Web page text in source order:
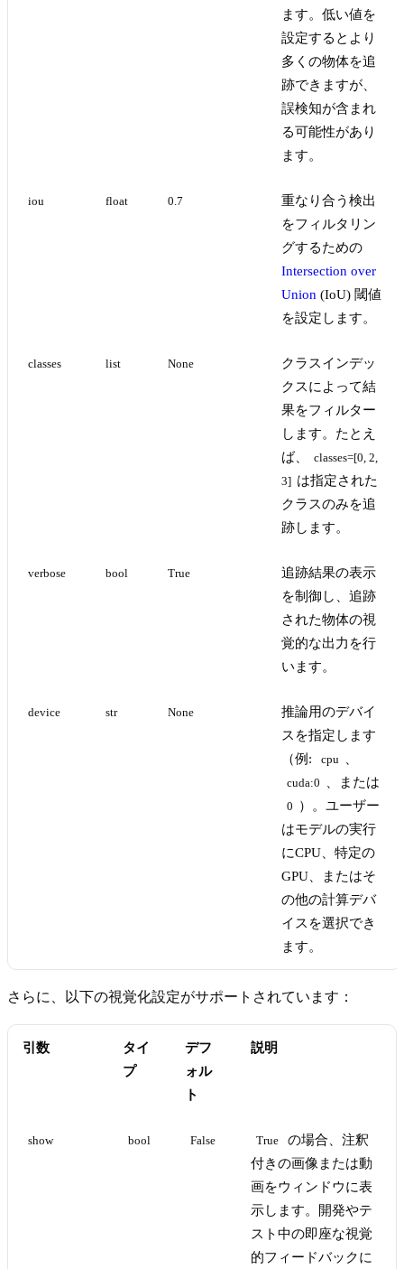
ます。低い値を
設定するとより
多くの物体を追
跡できますが、
誤検知が含まれ
る可能性があり
ます。
iou float 0.7
重なり合う検出
をフィルタリン
グするための
Intersection over
Union (IoU) 閾値
を設定します。
classes list None
クラスインデッ
クスによって結
果をフィルター
します。たとえ
ば、
classes=[0, 2,
3] は指定された
クラスのみを追
跡します。
verbose bool True
追跡結果の表示
を制御し、追跡
された物体の視
覚的な出力を行
います。
device str None
推論用のデバイ
スを指定します
（例:
cpu
cuda:0 、または
0
）。ユーザー
はモデルの実行
にCPU、特定の
GPU、またはそ
の他の計算デバ
イスを選択でき
ます。
さらに、以下の視覚化設定がサポートされています：
引数
タイ
プ
デフ
ォル
ト
説明
show bool False True
の場合、注釈
付きの画像または動
画をウィンドウに表
示します。開発やテ
スト中の即座な視覚
的フィードバックに